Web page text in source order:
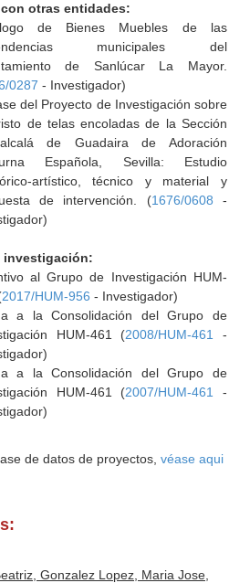
otras entidades:
de Bienes Muebles de las
municipales del
de Sanlúcar La Mayor.
0287 - Investigador)
del Proyecto de Investigación sobre
de telas encoladas de la Sección
de Guadaira de Adoración
Española, Sevilla: Estudio
artístico, técnico y material y
de intervención. (1676/0608 -
investigación:
al Grupo de Investigación HUM-
2017/HUM-956 - Investigador)
a la Consolidación del Grupo de
HUM-461 (2008/HUM-461
-
a la Consolidación del Grupo de
HUM-461 (2007/HUM-461
-
de datos de proyectos, véase aqui
Gonzalez Lopez, Maria Jose,